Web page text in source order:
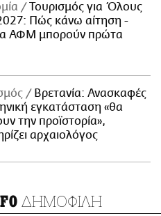
Τουρισμός για Όλους
Πώς κάνω αίτηση -
ΑΦΜ μπορούν πρώτα
Βρετανία: Ανασκαφές
εγκατάσταση «θα
την προϊστορία»,
αρχαιολόγος
ΔΗΜΟΦΙΛΗ